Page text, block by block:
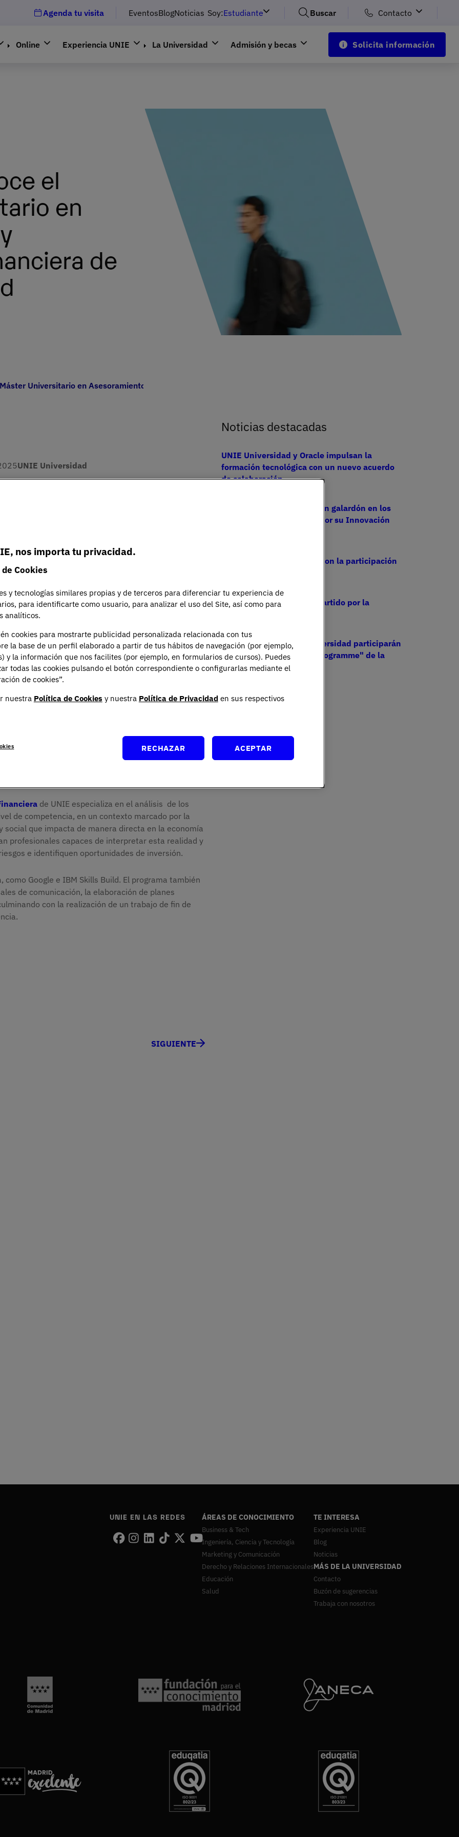
Agenda tu visita EventosBlogNoticias Soy:Estudiante Buscar Contacto
Online Experiencia UNIE La Universidad Admisión y becas Solicita información
el
en
de
Universitario en Asesoramiento y Planificación Financiera de UNIE Universidad
UNIE Universidad
incluye el Máster en Asesoramiento y
cuenta con la cualificación adecuada para prestar
Valores) es el organismo que supervisa y regula los
su transparencia y protección de los inversores.
Financiera, garantiza que los contenidos
al sector financiero, lo que les davalidez y
Imagen
de UNIE especializa en el análisis de los
de competencia, en un contexto marcado por la
que impacta de manera directa en la economía
profesionales capaces de interpretar esta realidad y
e identifiquen oportunidades de inversión.
Google e IBM Skills Build. El programa también
de comunicación, la elaboración de planes
con la realización de un trabajo de fin de
SIGUIENTE
Noticias destacadas
UNIE Universidad y Oracle impulsan la
formación tecnológica con un nuevo acuerdo
de colaboración
UNIE Universidad recibe un galardón en los
Premios Digit E-Learning por su Innovación
II Foro de IA de La Razón con la participación
Seminario Académico impartido por la
Estudiantes de UNIE Universidad participarán
en "Economics Summer Programme" de la
Universidad de Cambridge
UNIE EN LAS REDES ÁREAS DE CONOCIMIENTO
Business & Tech
Ingeniería, Ciencia y Tecnología
Marketing y Comunicación
Derecho y Relaciones Internacionales
Educación
Salud
TE INTERESA
Experiencia UNIE
Blog
Noticias
MÁS DE LA UNIVERSIDAD
Contacto
Buzón de sugerencias
Trabaja con nosotros
nos importa tu privacidad.
Cookies
y tecnologías similares propias y de terceros para diferenciar tu experiencia de
para identificarte como usuario, para analizar el uso del Site, así como para
analíticos.
cookies para mostrarte publicidad personalizada relacionada con tus
la base de un perfil elaborado a partir de tus hábitos de navegación (por ejemplo,
y la información que nos facilites (por ejemplo, en formularios de cursos). Puedes
todas las cookies pulsando el botón correspondiente o configurarlas mediante el
de cookies”.
nuestra Política de Cookies y nuestra Política de Privacidad en sus respectivos
RECHAZAR ACEPTAR